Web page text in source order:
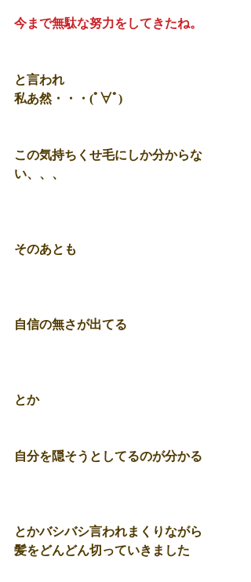
今まで無駄な努力をしてきたね。
と言われ
私あ然・・・(ﾟ∀ﾟ)
この気持ちくせ毛にしか分からな
い、、、
そのあとも
自信の無さが出てる
とか
自分を隠そうとしてるのが分かる
とかバシバシ言われまくりながら
髪をどんどん切っていきました